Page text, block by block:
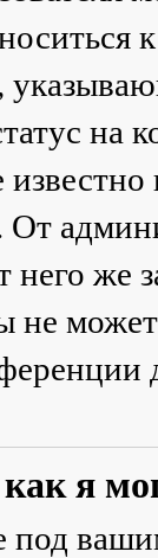
на
От
него же
я
под